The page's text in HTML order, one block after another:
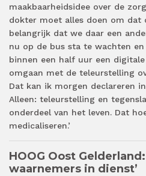
maakbaarheidsidee over de
dokter moet alles doen om dat
belangrijk dat we daar een
nu op de bus sta te wachten
binnen een half uur een
omgaan met de teleurstelling
Dat kan ik morgen declareren
Alleen: teleurstelling en
onderdeel van het leven. Dat
medicaliseren.’
HOOG Oost
waarnemers in dienst’